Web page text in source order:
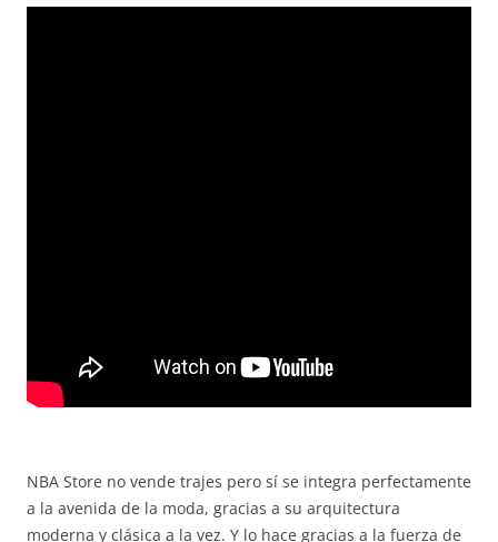
NBA Store no vende trajes pero sí se integra perfectamente
a la avenida de la moda, gracias a su arquitectura
moderna y clásica a la vez. Y lo hace gracias a la fuerza de